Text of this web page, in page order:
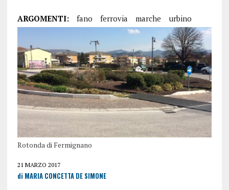
ARGOMENTI: fano ferrovia marche urbino
Rotonda di Fermignano
21 MARZO 2017
di MARIA CONCETTA DE SIMONE